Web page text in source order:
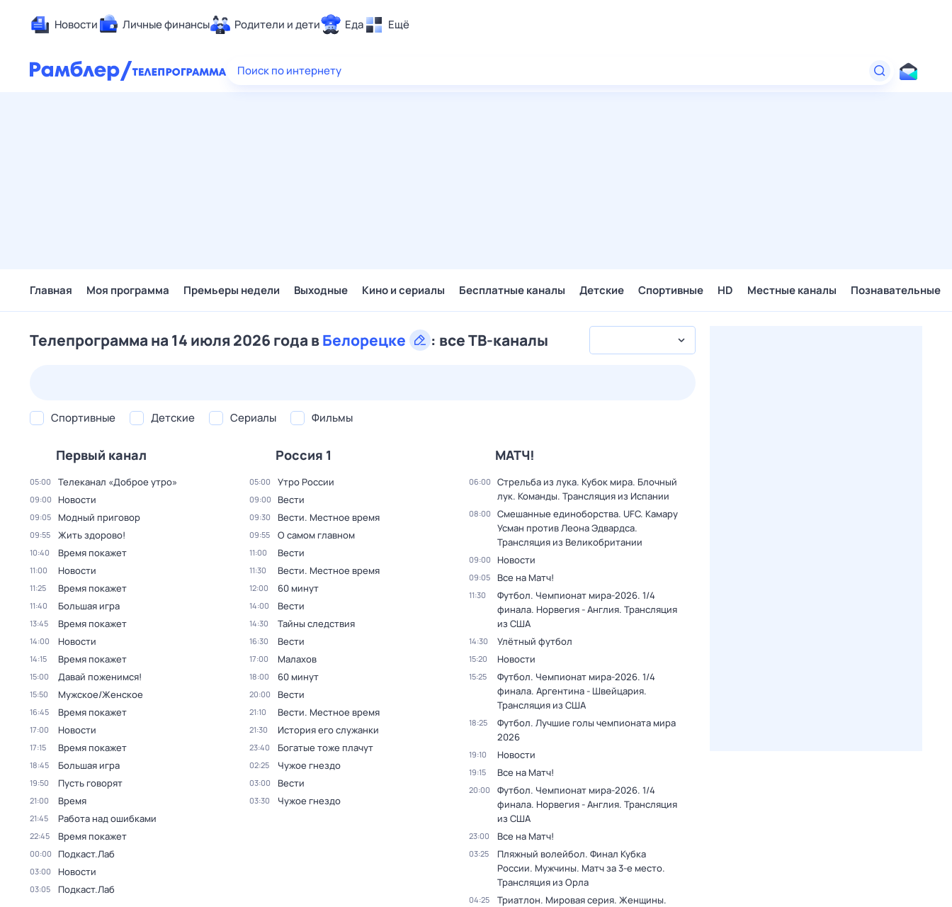
Новости Личные финансы Родители и дети Еда Ещё
Здоровье
Поиск по интернету
Главная Моя программа Премьеры недели Выходные Кино и сериалы Бесплатные каналы Детские Спортивные HD Местные каналы Познавательные
Телепрограмма на 14 июля 2026 года вБелорецке : все ТВ-каналы
Спортивные Детские Сериалы Фильмы
Первый канал
05:00 Телеканал «Доброе утро»
09:00 Новости
09:05 Модный приговор
09:55 Жить здорово!
10:40 Время покажет
11:00 Новости
11:25 Время покажет
11:40 Большая игра
13:45 Время покажет
14:00 Новости
14:15 Время покажет
15:00 Давай поженимся!
15:50 Мужское/Женское
16:45 Время покажет
17:00 Новости
17:15 Время покажет
18:45 Большая игра
19:50 Пусть говорят
21:00 Время
21:45 Работа над ошибками
22:45 Время покажет
00:00 Подкаст.Лаб
03:00 Новости
03:05 Подкаст.Лаб
Россия 1
05:00 Утро России
09:00 Вести
09:30 Вести. Местное время
09:55 О самом главном
11:00 Вести
11:30 Вести. Местное время
12:00 60 минут
14:00 Вести
14:30 Тайны следствия
16:30 Вести
17:00 Малахов
18:00 60 минут
20:00 Вести
21:10 Вести. Местное время
21:30 История его служанки
23:40 Богатые тоже плачут
02:25 Чужое гнездо
03:00 Вести
03:30 Чужое гнездо
МАТЧ!
06:00
Стрельба из лука. Кубок мира. Блочный
лук. Команды. Трансляция из Испании
08:00
Смешанные единоборства. UFC. Камару
Усман против Леона Эдвардса.
Трансляция из Великобритании
09:00 Новости
09:05 Все на Матч!
11:30
Футбол. Чемпионат мира-2026. 1/4
финала. Норвегия - Англия. Трансляция
из США
14:30 Улётный футбол
15:20 Новости
15:25
Футбол. Чемпионат мира-2026. 1/4
финала. Аргентина - Швейцария.
Трансляция из США
18:25
Футбол. Лучшие голы чемпионата мира
2026
19:10 Новости
19:15 Все на Матч!
20:00
Футбол. Чемпионат мира-2026. 1/4
финала. Норвегия - Англия. Трансляция
из США
23:00 Все на Матч!
03:25
Пляжный волейбол. Финал Кубка
России. Мужчины. Матч за 3-е место.
Трансляция из Орла
04:25
Триатлон. Мировая серия. Женщины.